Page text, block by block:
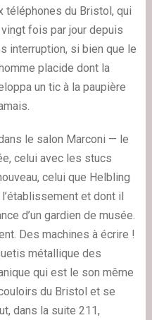
du Bristol, qui
fois par jour depuis
interruption, si bien que le
placide dont la
un tic à la paupière
le salon Marconi — le
celui avec les stucs
celui que Helbling
et dont il
d’un gardien de musée.
Des machines à écrire !
métallique des
qui est le son même
du Bristol et se
dans la suite 211,